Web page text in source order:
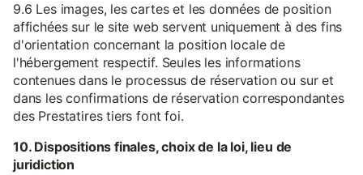
9.6 Les images, les cartes et les données de position
affichées sur le site web servent uniquement à des fins
d'orientation concernant la position locale de
l'hébergement respectif. Seules les informations
contenues dans le processus de réservation ou sur et
dans les confirmations de réservation correspondantes
des Prestatires tiers font foi.
10. Dispositions finales, choix de la loi, lieu de
juridiction